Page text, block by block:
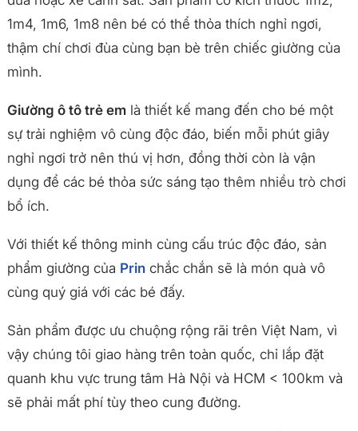
1m4, 1m6, 1m8 nên bé có thể thỏa thích nghỉ ngơi,
thậm chí chơi đùa cùng bạn bè trên chiếc giường của
mình.
Giường ô tô trẻ em là thiết kế mang đến cho bé một
sự trải nghiệm vô cùng độc đáo, biến mỗi phút giây
nghỉ ngơi trở nên thú vị hơn, đồng thời còn là vận
dụng để các bé thỏa sức sáng tạo thêm nhiều trò chơi
bổ ích.
Với thiết kế thông minh cùng cấu trúc độc đáo, sản
phẩm giường của Prin chắc chắn sẽ là món quà vô
cùng quý giá với các bé đấy.
Sản phẩm được ưu chuộng rộng rãi trên Việt Nam, vì
vậy chúng tôi giao hàng trên toàn quốc, chỉ lắp đặt
quanh khu vực trung tâm Hà Nội và HCM < 100km và
sẽ phải mất phí tùy theo cung đường.